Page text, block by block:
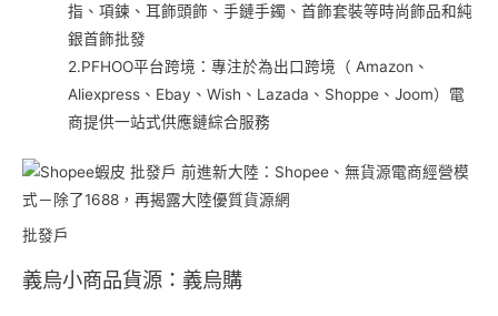
指、項鍊、耳飾頭飾、手鏈手鐲、首飾套裝等時尚飾品和純
銀首飾批發
2.PFHOO平台跨境：專注於為出口跨境（ Amazon、
Aliexpress、Ebay、Wish、Lazada、Shoppe、Joom）電
商提供一站式供應鏈綜合服務
批發戶
義烏小商品貨源：義烏購